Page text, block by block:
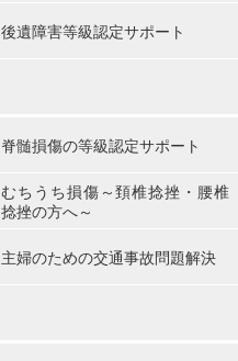
後遺障害等級認定サポート
脊髄損傷の等級認定サポート
むちうち損傷～頚椎捻挫・腰椎
捻挫の方へ～
主婦のための交通事故問題解決